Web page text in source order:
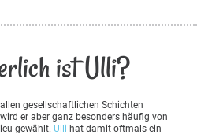
ist Ulli?
gesellschaftlichen Schichten
er aber ganz besonders häufig von
gewählt. Ulli hat damit oftmals ein